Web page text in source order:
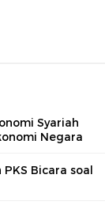
Syariah
Negara
Bicara soal